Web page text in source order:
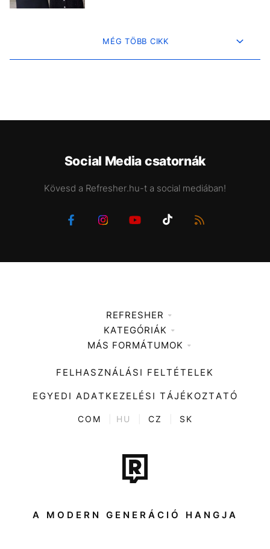
MÉG TÖBB CIKK
Social Media csatornák
Kövesd a Refresher.hu-t a social mediában!
REFRESHER
Médiaajánlat
KATEGÓRIÁK
Zene
Divat
Kultúra
ENTR
Tech-Tudomány
Sport
Társadalom
MÁS FORMÁTUMOK
FELHASZNÁLÁSI FELTÉTELEK
EGYEDI ADATKEZELÉSI TÁJÉKOZTATÓ
COM HU CZ SK
A MODERN GENERÁCIÓ HANGJA